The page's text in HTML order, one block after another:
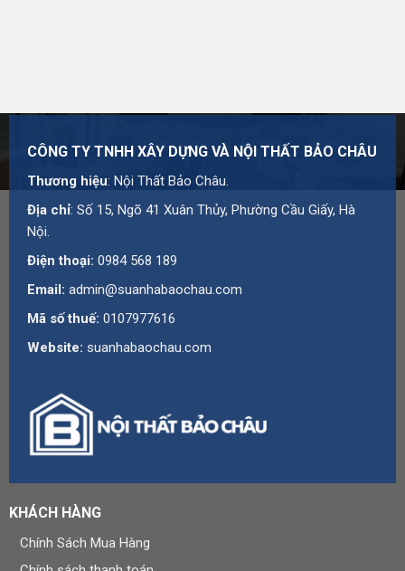
CÔNG TY TNHH XÂY DỰNG VÀ NỘI THẤT BẢO CHÂU
Thương hiệu: Nội Thất Bảo Châu.
Địa chỉ: Số 15, Ngõ 41 Xuân Thủy, Phường Cầu Giấy, Hà
Nội.
Điện thoại: 0984 568 189
Email: admin@suanhabaochau.com
Mã số thuế: 0107977616
Website: suanhabaochau.com
KHÁCH HÀNG
Chính Sách Mua Hàng